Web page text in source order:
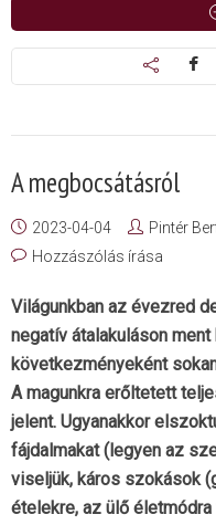
A megbocsátásról
2023-04-04 Pintér
Hozzászólás írása
Világunkban az évezred
negatív átalakuláson
következményeként
A magunkra erőltetett
jelent. Ugyanakkor
fájdalmakat (legyen az
viseljük, káros szokások
ételekre, az ülő